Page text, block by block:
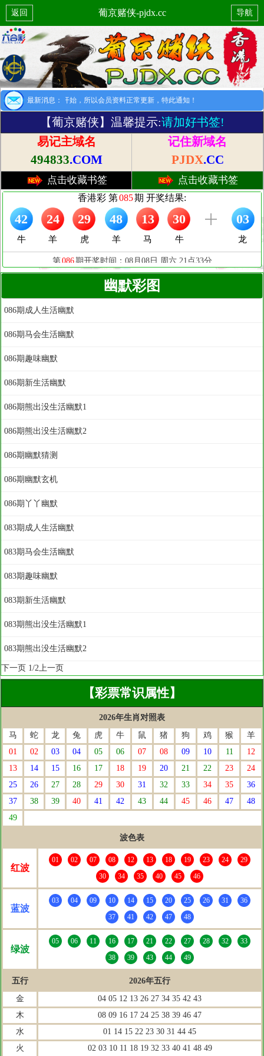
返回 葡京赌侠-pjdx.cc 导航
最新消息：
示：8月1日开始，所以会员资料正常更新，特此通知！
【葡京赌侠】温馨提示:请加好书签!
易记主域名
494833.COM
记住新域名
PJDX.CC
点击收藏书签 点击收藏书签
幽默彩图
086期成人生活幽默
086期马会生活幽默
086期趣味幽默
086期新生活幽默
086期熊出没生活幽默1
086期熊出没生活幽默2
086期幽默猜测
086期幽默玄机
086期丫丫幽默
083期成人生活幽默
083期马会生活幽默
083期趣味幽默
083期新生活幽默
083期熊出没生活幽默1
083期熊出没生活幽默2
下一页 1/2 上一页
【彩票常识属性】
2026年生肖对照表
马
蛇 龙 兔 虎 牛 鼠 猪 狗 鸡 猴
羊
01
02 03 04 05 06 07 08 09 10 11
12
13
14 15 16 17 18 19 20 21 22 23
24
25
26 27 28 29 30 31 32 33 34 35
36
37
38 39 40 41 42 43 44 45 46 47
48
49
波色表
红波
01 02 07 08 12 13 18 19 23 24
29
30
34 35 40 45 46
蓝波
03 04 09 10 14 15 20 25 26 31
36
37
41 42 47 48
绿波
05 06 11 16 17 21 22 27 28 32
33
38
39 43 44 49
五行
2026年五行
金
04 05 12 13 26 27 34 35 42 43
木
08 09 16 17 24 25 38 39 46 47
水
01 14 15 22 23 30 31 44 45
火
02 03 10 11 18 19 32 33 40 41 48 49